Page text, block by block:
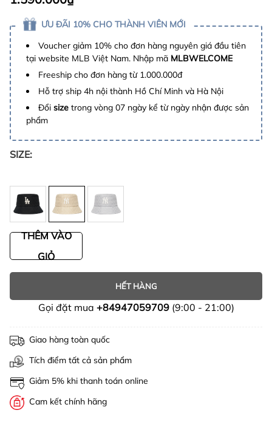
ƯU ĐÃI 10% CHO THÀNH VIÊN MỚI
Voucher giảm 10% cho đơn hàng nguyên giá đầu tiên
tại website MLB Việt Nam. Nhập mã MLBWELCOME
Freeship cho đơn hàng từ 1.000.000đ
Hỗ trợ ship 4h nội thành Hồ Chí Minh và Hà Nội
Đổi size trong vòng 07 ngày kể từ ngày nhận được sản
phẩm
SIZE:
THÊM VÀO
GIỎ
HẾT HÀNG
Gọi đặt mua +84947059709(9:00 - 21:00)
Giao hàng toàn quốc
Tích điểm tất cả sản phẩm
Giảm 5% khi thanh toán online
Cam kết chính hãng